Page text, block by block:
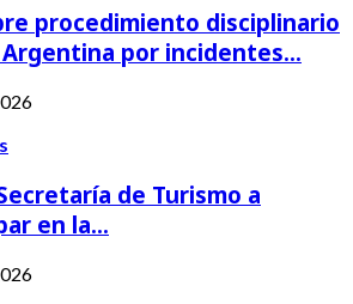
procedimiento disciplinario
por incidentes…
de Turismo a
en la…